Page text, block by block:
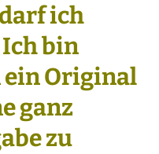
ich
Ich bin
Original
ganz
zu